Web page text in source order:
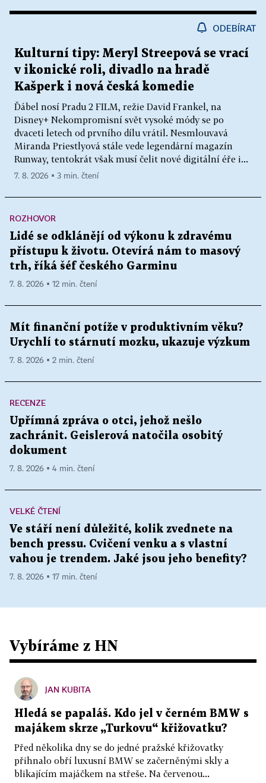
ODEBÍRAT
Kulturní tipy: Meryl Streepová se vrací
v ikonické roli, divadlo na hradě
Kašperk i nová česká komedie
Ďábel nosí Pradu 2 FILM, režie David Frankel, na
Disney+ Nekompromisní svět vysoké módy se po
dvaceti letech od prvního dílu vrátil. Nesmlouvavá
Miranda Priestlyová stále vede legendární magazín
Runway, tentokrát však musí čelit nové digitální éře i...
7. 8. 2026 ▪ 3 min. čtení
ROZHOVOR
Lidé se odklánějí od výkonu k zdravému
přístupu k životu. Otevírá nám to masový
trh, říká šéf českého Garminu
7. 8. 2026 ▪ 12 min. čtení
Mít finanční potíže v produktivním věku?
Urychlí to stárnutí mozku, ukazuje výzkum
7. 8. 2026 ▪ 2 min. čtení
RECENZE
Upřímná zpráva o otci, jehož nešlo
zachránit. Geislerová natočila osobitý
dokument
7. 8. 2026 ▪ 4 min. čtení
VELKÉ ČTENÍ
Ve stáří není důležité, kolik zvednete na
bench pressu. Cvičení venku a s vlastní
vahou je trendem. Jaké jsou jeho benefity?
7. 8. 2026 ▪ 17 min. čtení
Vybíráme z HN
JAN KUBITA
Hledá se papaláš. Kdo jel v černém BMW s
majákem skrze „Turkovu“ křižovatku?
Před několika dny se do jedné pražské křižovatky
přihnalo obří luxusní BMW se začerněnými skly a
blikajícím majáčkem na střeše. Na červenou...